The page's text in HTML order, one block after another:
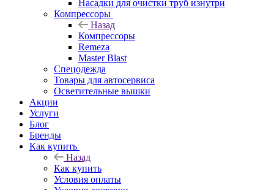
Насадки для очистки труб изнутри
Компрессоры
Назад
Компрессоры
Remeza
Master Blast
Спецодежда
Товары для автосервиса
Осветительные вышки
Акции
Услуги
Блог
Бренды
Как купить
Назад
Как купить
Условия оплаты